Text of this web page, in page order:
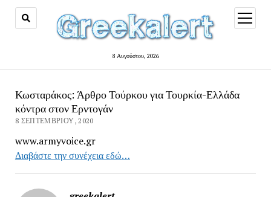
8 Αυγούστου, 2026
open
menu
Κωσταράκος: Άρθρο Τούρκου για Τουρκία-Ελλάδα
κόντρα στον Ερντογάν
8 ΣΕΠΤΕΜΒΡΊΟΥ, 2020
www.armyvoice.gr
Διαβάστε την συνέχεια εδώ…